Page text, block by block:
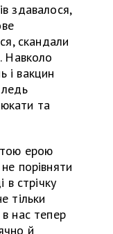
здавалося,
скандали
Навколо
і вакцин
та
ерою
порівняти
в стрічку
тільки
нас тепер
й